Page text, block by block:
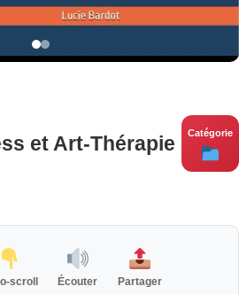
et Art-Thérapie Catégorie
scroll Écouter Partager